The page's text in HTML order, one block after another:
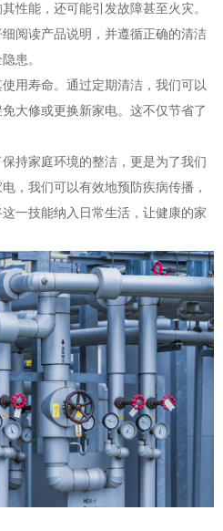
性能，还可能引发故障甚至火灾。
阅读产品说明，并遵循正确的清洁
患。
用寿命。通过定期清洁，我们可以
大修或更换新家电。这不仅节省了
持家庭环境的整洁，更是为了我们
，我们可以有效地预防疾病传播，
一技能纳入日常生活，让健康的家